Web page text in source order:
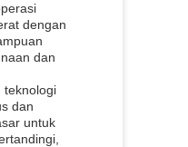
dengan
dan
teknologi
dan
untuk